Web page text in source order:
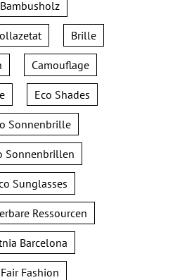
Bambusholz
Brille
Camouflage
Eco Shades
Sonnenbrille
Sonnenbrillen
Sunglasses
Ressourcen
Barcelona
Fair Fashion